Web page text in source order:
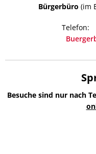
Bürgerbüro (im
Besuche sind nur nach